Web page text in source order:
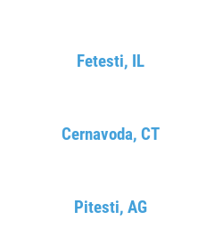
Fetesti, IL
Cernavoda, CT
Pitesti, AG